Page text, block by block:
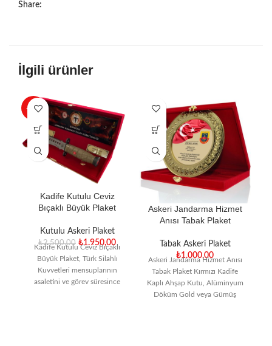
Share:
İlgili ürünler
-22%
Kadife Kutulu Ceviz
Bıçaklı Büyük Plaket
Kutulu Askeri Plaket
₺2.500,00 ₺1.950,00
Kadife Kutulu Ceviz Bıçaklı
Büyük Plaket, Türk Silahlı
Kuvvetleri mensuplarının
asaletini ve görev süresince
Askeri Jandarma Hizmet
Anısı Tabak Plaket
Tabak Askeri Plaket
₺1.000,00
Askeri Jandarma Hizmet Anısı
Tabak Plaket Kırmızı Kadife
Kaplı Ahşap Kutu, Alüminyum
Döküm Gold veya Gümüş